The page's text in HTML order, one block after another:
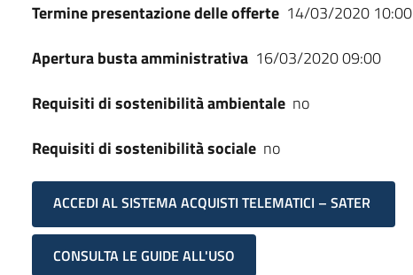
Termine presentazione delle offerte 14/03/2020 10:00
Apertura busta amministrativa 16/03/2020 09:00
Requisiti di sostenibilità ambientale no
Requisiti di sostenibilità sociale no
ACCEDI AL SISTEMA ACQUISTI TELEMATICI – SATER
CONSULTA LE GUIDE ALL'USO